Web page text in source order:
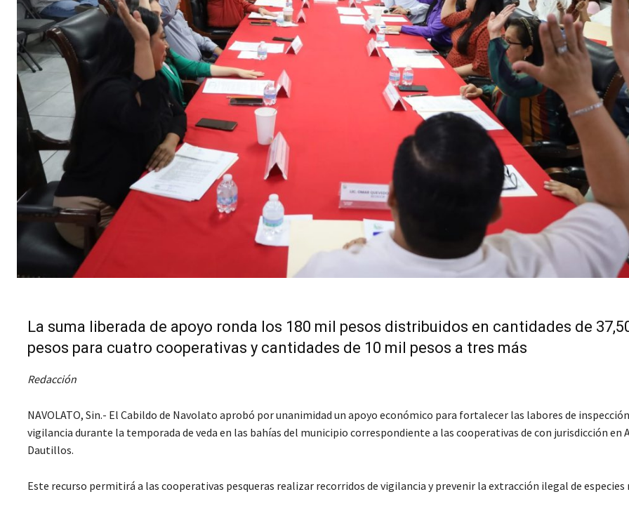
La suma liberada de apoyo ronda los 180 mil pesos distribuidos en cantidades de
pesos para cuatro cooperativas y cantidades de 10 mil pesos a tres más
Redacción
NAVOLATO, Sin.- El Cabildo de Navolato aprobó por unanimidad un apoyo económico para fortalecer las labores de
vigilancia durante la temporada de veda en las bahías del municipio correspondiente a las cooperativas de con jurisdicción en
Dautillos.
Este recurso permitirá a las cooperativas pesqueras realizar recorridos de vigilancia y prevenir la extracción ilegal de especies